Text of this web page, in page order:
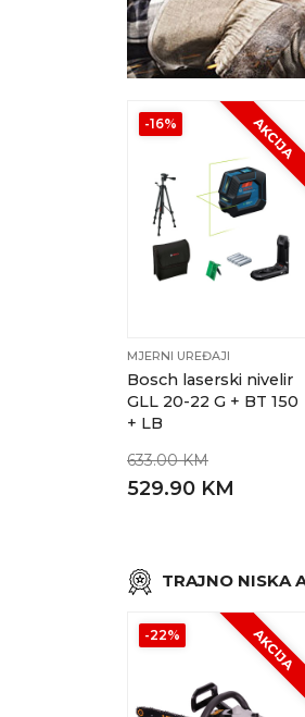
-16% AKCIJA
MJERNI UREĐAJI
Bosch laserski nivelir
GLL 20-22 G + BT 150
+ LB
633.00 KM
529.90 KM
TRAJNO NISKA
-22% AKCIJA